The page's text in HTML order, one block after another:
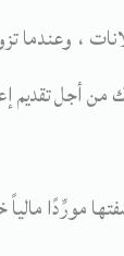
، وعندما
من أجل